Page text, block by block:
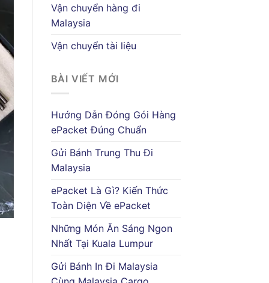
Vận chuyển hàng đi
Malaysia
Vận chuyển tài liệu
BÀI VIẾT MỚI
Hướng Dẫn Đóng Gói Hàng
ePacket Đúng Chuẩn
Gửi Bánh Trung Thu Đi
Malaysia
ePacket Là Gì? Kiến Thức
Toàn Diện Về ePacket
Những Món Ăn Sáng Ngon
Nhất Tại Kuala Lumpur
Gửi Bánh In Đi Malaysia